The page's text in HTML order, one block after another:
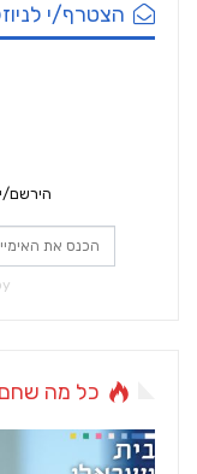
הצטרף/י
הירשם/
כל מה